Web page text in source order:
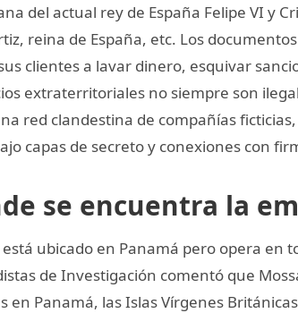
del actual rey de España Felipe VI y
reina de España, etc. Los
clientes a lavar dinero, esquivar
extraterritoriales no siempre son
red clandestina de compañías
capas de secreto y conexiones con
se encuentra la
ubicado en Panamá pero opera en
de Investigación comentó que
en Panamá, las Islas Vírgenes